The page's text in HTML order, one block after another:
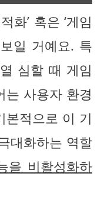
화’ 혹은 ‘게임
일 거예요. 특
심할 때 게임
는 사용자 환경
본적으로 이 기
대화하는 역할
을 비활성화하